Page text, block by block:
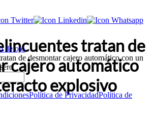
de desmontar cajero automático con un
Política de PrivacidadPolítica de
tratan de
cajero automático
explosivo